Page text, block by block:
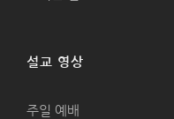
설교 영상
주일 예배